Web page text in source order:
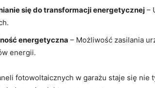
się ​do transformacji energetycznej –
energetyczna ​– ‍Możliwość zasilania
energii.
fotowoltaicznych w garażu staje się